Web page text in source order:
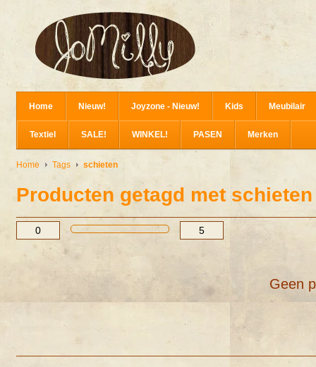
Home Nieuw! Joyzone - Nieuw! Kids Meubilair
Textiel SALE! WINKEL! PASEN Merken
Home Tags schieten
Producten getagd met schieten
Geen